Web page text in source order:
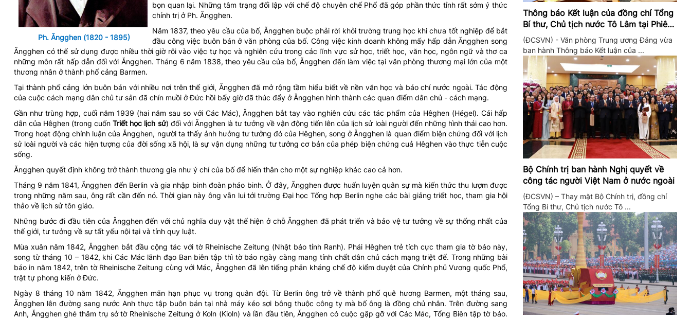
Ph. Ăngghen (1820 - 1895)
bọn quan lại. Những tâm trạng đối lập với chế độ chuyên chế Phổ đã góp phần thức tỉnh rất sớm ý thức
chính trị ở Ph. Ăngghen.
Năm 1837, theo yêu cầu của bố, Ăngghen buộc phải rời khỏi trường trung học khi chưa tốt nghiệp để bắt
đầu công việc buôn bán ở văn phòng của bố. Công việc kinh doanh không mấy hấp dẫn Ăngghen song
Ăngghen có thể sử dụng được nhiều thời giờ rỗi vào việc tự học và nghiên cứu trong các lĩnh vực sử học, triết học, văn học, ngôn ngữ và thơ ca
những môn rất hấp dẫn đối với Ăngghen. Tháng 6 năm 1838, theo yêu cầu của bố, Ăngghen đến làm việc tại văn phòng thương mại lớn của một
thương nhân ở thành phố cảng Barmen.
Tại thành phố cảng lớn buôn bán với nhiều nơi trên thế giới, Ăngghen đã mở rộng tầm hiểu biết về nền văn học và báo chí nước ngoài. Tác động
của cuộc cách mạng dân chủ tư sản đã chín muồi ở Đức hồi bấy giờ đã thúc đẩy ở Ăngghen hình thành các quan điểm dân chủ - cách mạng.
Gần như trùng hợp, cuối năm 1939 (hai năm sau so với Các Mác), Ăngghen bắt tay vào nghiên cứu các tác phẩm của Hêghen (Hégel). Cái hấp
dẫn của Hêghen (trong cuốnTriết học lịch sử) đối với Ăngghen là tư tưởng về vận động tiến lên của lịch sử loài người đến những hình thái cao hơn.
Trong hoạt động chính luận của Ăngghen, người ta thấy ảnh hưởng tư tưởng đó của Hêghen, song ở Ăngghen là quan điểm biện chứng đối với lịch
sử loài người và các hiện tượng của đời sống xã hội, là sự vận dụng những tư tưởng cơ bản của phép biện chứng cuả Hêghen vào thực tiễn cuộc
sống.
Ăngghen quyết định không trở thành thương gia như ý chí của bố để hiến thân cho một sự nghiệp khác cao cả hơn.
Tháng 9 năm 1841, Ăngghen đến Berlin và gia nhập binh đoàn pháo binh. Ở đây, Ăngghen được huấn luyện quân sự mà kiến thức thu lượm được
trong những năm sau, ông rất cần đến nó. Thời gian này ông vẫn lui tới trường Đại học Tổng hợp Berlin nghe các bài giảng triết học, tham gia hội
thảo về lịch sử tôn giáo.
Những bước đi đầu tiên của Ăngghen đến với chủ nghĩa duy vật thể hiện ở chỗ Ăngghen đã phát triển và bảo vệ tư tưởng về sự thống nhất của
thế giới, tư tưởng về sự tất yếu nội tại và tính quy luật.
Mùa xuân năm 1842, Ăngghen bắt đầu cộng tác với tờ Rheinische Zeitung (Nhật báo tỉnh Ranh). Phái Hêghen trẻ tích cực tham gia tờ báo này,
song từ tháng 10 – 1842, khi Các Mác lãnh đạo Ban biên tập thì tờ báo ngày càng mang tính chất dân chủ cách mạng triệt để. Trong những bài
báo in năm 1842, trên tờ Rheinische Zeitung cùng với Mác, Ăngghen đã lên tiếng phản kháng chế độ kiểm duyệt của Chính phủ Vương quốc Phổ,
trật tự phong kiến ở Đức.
Ngày 8 tháng 10 năm 1842, Ăngghen mãn hạn phục vụ trong quân đội. Từ Berlin ông trở về thành phố quê hương Barmen, một tháng sau,
Ăngghen lên đường sang nước Anh thực tập buôn bán tại nhà máy kéo sợi bông thuộc công ty mà bố ông là đồng chủ nhân. Trên đường sang
Anh, Ăngghen ghé thăm trụ sở tờ Rheinische Zeitung ở Koln (Kioln) và lần đầu tiên, Ăngghen có cuộc gặp gỡ với Các Mác, Tổng Biên tập tờ báo.
Thông báo Kết luận của đồng chí Tổng
Bí thư, Chủ tịch nước Tô Lâm tại Phiên
họp Ban Chỉ đạo Trung ương thực hiện
Nghị quyết 57
(ĐCSVN) - Văn phòng Trung ương Đảng vừa
ban hành Thông báo Kết luận của ...
Bộ Chính trị ban hành Nghị quyết về
công tác người Việt Nam ở nước ngoài
(ĐCSVN) – Thay mặt Bộ Chính trị, đồng chí
Tổng Bí thư, Chủ tịch nước Tô ...